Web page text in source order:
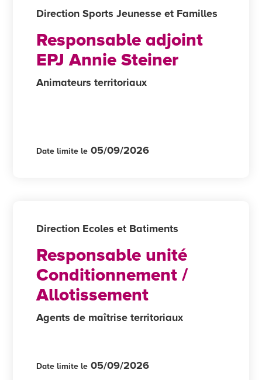
Direction Sports Jeunesse et Familles
Responsable adjoint
EPJ Annie Steiner
Animateurs territoriaux
Date limite le 05/09/2026
Direction Ecoles et Batiments
Responsable unité
Conditionnement /
Allotissement
Agents de maîtrise territoriaux
Date limite le 05/09/2026